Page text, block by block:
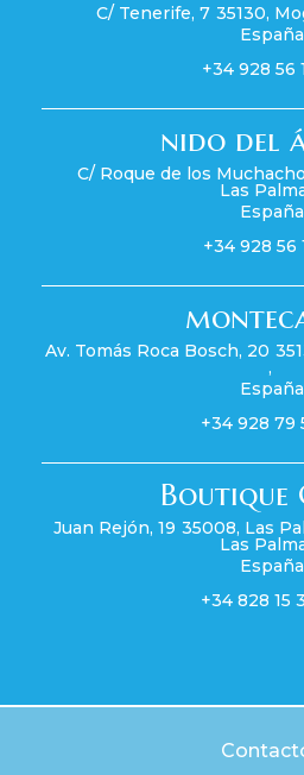
C/ Tenerife, 7 35130,
España
+34 928 56
nido del
C/ Roque de los
Las
España
+34 928 56
Av. Tomás Roca Bosch, 20
,
España
+34 928 79
Boutique
Juan Rejón, 19 35008, Las
Las
España
+34 828 15